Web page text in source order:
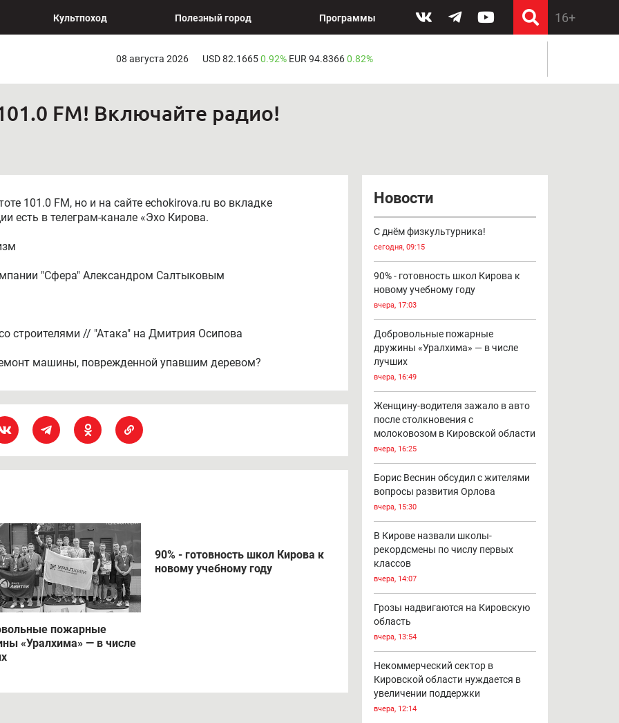
Культпоход Полезный город Программы
08 августа 2026 USD 82.16650.92% EUR 94.83660.82%
FM! Включайте радио!
101.0 FM, но и на сайте echokirova.ru во вкладке
есть в телеграм-канале «Эхо Кирова.
"Сфера" Александром Салтыковым
строителями // "Атака" на Дмитрия Осипова
машины, поврежденной упавшим деревом?
пожарные
«Уралхима» — в числе
90% - готовность школ Кирова к
новому учебному году
Новости
С днём физкультурника!
сегодня, 09:15
90% - готовность школ Кирова к
новому учебному году
вчера, 17:03
Добровольные пожарные
дружины «Уралхима» — в числе
лучших
вчера, 16:49
Женщину-водителя зажало в авто
после столкновения с
молоковозом в Кировской области
вчера, 16:25
Борис Веснин обсудил с жителями
вопросы развития Орлова
вчера, 15:30
В Кирове назвали школы-
рекордсмены по числу первых
классов
вчера, 14:07
Грозы надвигаются на Кировскую
область
вчера, 13:54
Некоммерческий сектор в
Кировской области нуждается в
увеличении поддержки
вчера, 12:14